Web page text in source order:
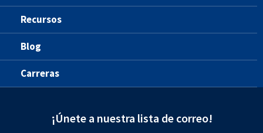
Recursos
Blog
Carreras
¡Únete a nuestra lista de correo!